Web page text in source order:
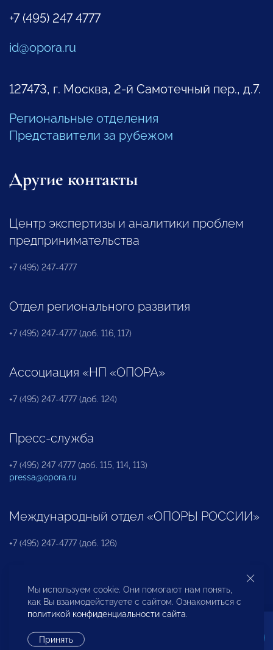
+7 (495) 247 4777
id@opora.ru
127473, г. Москва, 2-й Самотечный пер., д.7.
Региональные отделения
Представители за рубежом
Другие контакты
Центр экспертизы и аналитики проблем
предпринимательства
+7 (495) 247-4777
Отдел регионального развития
+7 (495) 247-4777 (доб. 116, 117)
Ассоциация «НП «ОПОРА»
+7 (495) 247-4777 (доб. 124)
Пресс-служба
+7 (495) 247 4777 (доб. 115, 114, 113)
pressa@opora.ru
Международный отдел «ОПОРЫ РОССИИ»
+7 (495) 247-4777 (доб. 126)
Бюро по защите прав предпринимателей и
инвесторов
Мы используем cookie. Они помогают нам понять,
как Вы взаимодействуете с сайтом. Ознакомиться с
политикой конфиденциальности сайта.
Принять